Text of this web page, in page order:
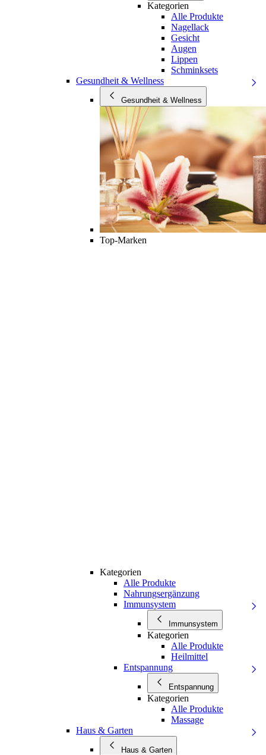
Kategorien
Alle Produkte
Nagellack
Gesicht
Augen
Lippen
Schminksets
Gesundheit & Wellness
Gesundheit & Wellness
Top-Marken
Kategorien
Alle Produkte
Nahrungsergänzung
Immunsystem
Immunsystem
Kategorien
Alle Produkte
Heilmittel
Entspannung
Entspannung
Kategorien
Alle Produkte
Massage
Haus & Garten
Haus & Garten